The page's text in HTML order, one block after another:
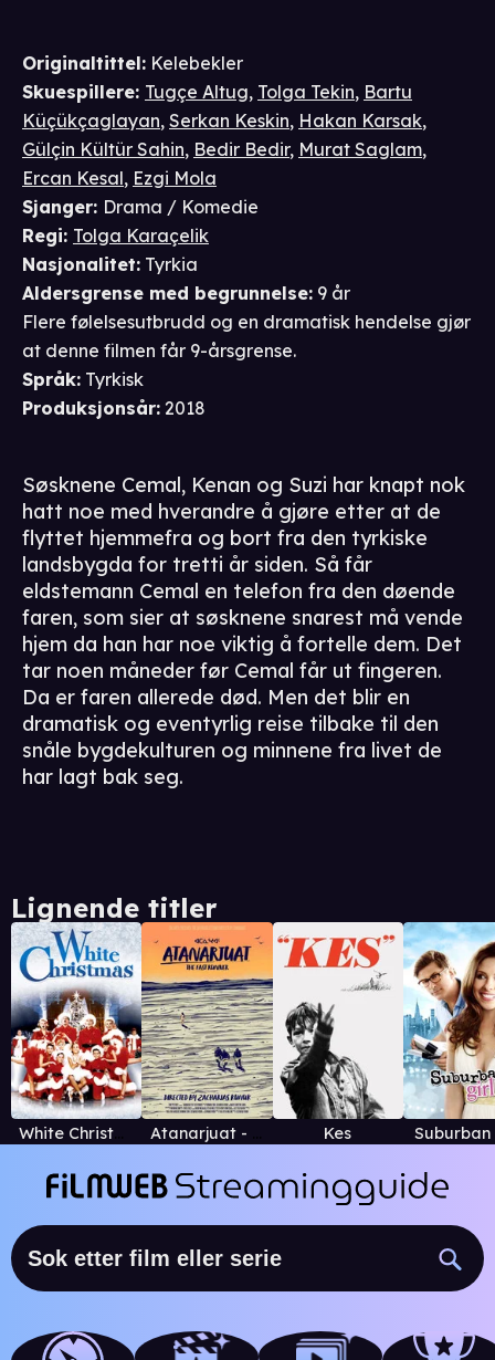
Originaltittel: Kelebekler
Skuespillere: Tugçe Altug, Tolga Tekin, Bartu
Küçükçaglayan, Serkan Keskin, Hakan Karsak,
Gülçin Kültür Sahin, Bedir Bedir, Murat Saglam,
Ercan Kesal, Ezgi Mola
Sjanger: Drama / Komedie
Regi: Tolga Karaçelik
Nasjonalitet: Tyrkia
Aldersgrense med begrunnelse: 9 år
Flere følelsesutbrudd og en dramatisk hendelse gjør
at denne filmen får 9-årsgrense.
Språk: Tyrkisk
Produksjonsår: 2018
Søsknene Cemal, Kenan og Suzi har knapt nok
hatt noe med hverandre å gjøre etter at de
flyttet hjemmefra og bort fra den tyrkiske
landsbygda for tretti år siden. Så får
eldstemann Cemal en telefon fra den døende
faren, som sier at søsknene snarest må vende
hjem da han har noe viktig å fortelle dem. Det
tar noen måneder før Cemal får ut fingeren.
Da er faren allerede død. Men det blir en
dramatisk og eventyrlig reise tilbake til den
snåle bygdekulturen og minnene fra livet de
har lagt bak seg.
Lignende titler
White Christmas Atanarjuat - Han som løper Kes Suburban